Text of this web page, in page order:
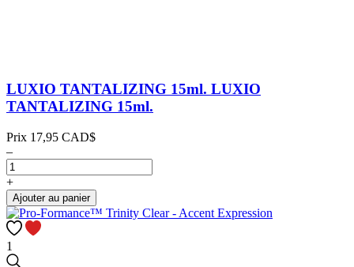
LUXIO TANTALIZING 15ml. LUXIO
TANTALIZING 15ml.
Prix 17,95 CAD$
–
+
Ajouter au panier
1